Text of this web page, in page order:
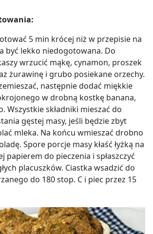
5 min krócej niż w przepisie na
być lekko niedogotowana. Do
wrzucić mąkę, cynamon, proszek
żurawinę i grubo posiekane orzechy.
następnie dodać miękkie
w drobną kostkę banana,
Wszystkie składniki mieszać do
gęstej masy, jeśli będzie zbyt
mleka. Na końcu wmieszać drobno
Spore porcje masy kłaść łyżką na
papierem do pieczenia i spłaszczyć
placuszków. Ciastka wsadzić do
do 180 stop. C i piec przez 15